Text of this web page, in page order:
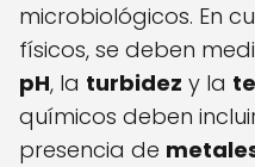
microbiológicos. En
físicos, se deben
pH, la turbidez y la
químicos deben
presencia de